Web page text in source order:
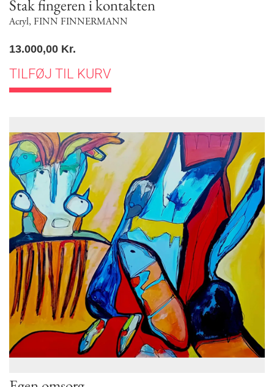
Stak fingeren i kontakten
Acryl, FINN FINNERMANN
13.000,00 Kr.
TILFØJ TIL KURV